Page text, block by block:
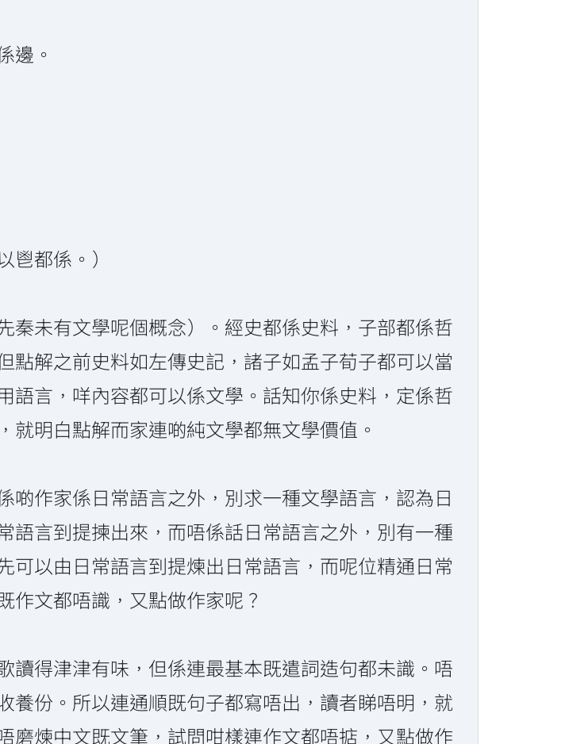
邊。
鬯都係。）
秦未有文學呢個概念）。經史都係史料，子部都係哲
點解之前史料如左傳史記，諸子如孟子荀子都可以當
語言，咩內容都可以係文學。話知你係史料，定係哲
明白點解而家連啲純文學都無文學價值。
作家係日常語言之外，別求一種文學語言，認為日
語言到提揀出來，而唔係話日常語言之外，別有一種
可以由日常語言到提煉出日常語言，而呢位精通日常
作文都唔識，又點做作家呢？
讀得津津有味，但係連最基本既遣詞造句都未識。唔
養份。所以連通順既句子都寫唔出，讀者睇唔明，就
磨煉中文既文筆，試問咁樣連作文都唔掂，又點做作